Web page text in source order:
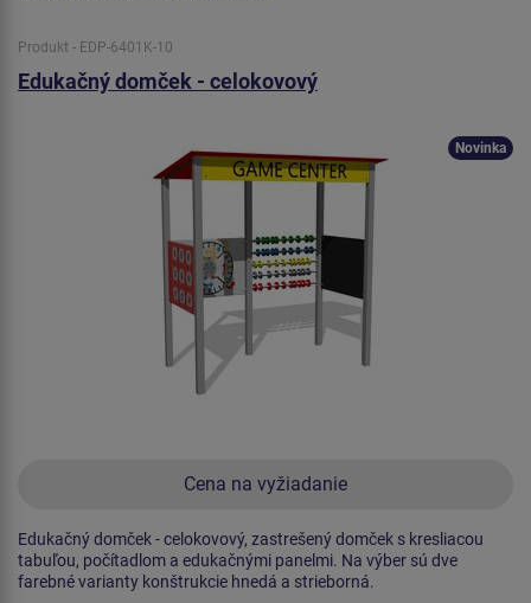
Produkt - EDP-6401K-10
Edukačný domček - celokovový
Cena na vyžiadanie
Novinka
Edukačný domček - celokovový, zastrešený domček s kresliacou
tabuľou, počítadlom a edukačnými panelmi. Na výber sú dve
farebné varianty konštrukcie hnedá a strieborná.